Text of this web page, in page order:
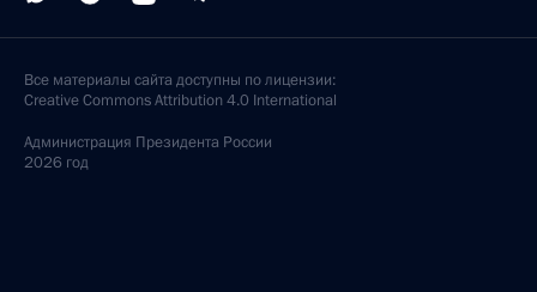
Все материалы сайта доступны по лицензии:
Creative Commons Attribution 4.0 International
Администрация Президента России
2026 год